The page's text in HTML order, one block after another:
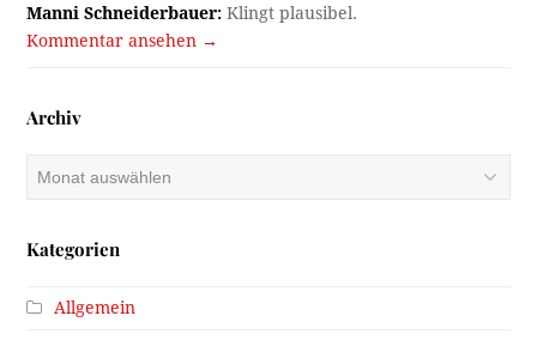
Manni Schneiderbauer: Klingt plausibel.
Kommentar ansehen →
Archiv
Archiv
Kategorien
Allgemein